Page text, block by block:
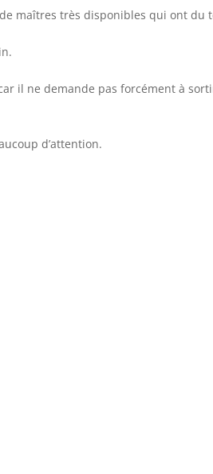
maîtres très disponibles qui ont du
il ne demande pas forcément à
d’attention.